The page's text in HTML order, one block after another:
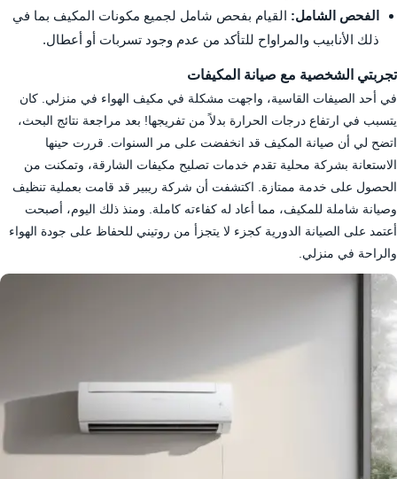
الفحص الشامل: القيام بفحص شامل لجميع مكونات المكيف بما في
ذلك الأنابيب والمراواح للتأكد من عدم وجود تسربات أو أعطال.
تجربتي الشخصية مع صيانة المكيفات
في أحد الصيفات القاسية، واجهت مشكلة في مكيف الهواء في منزلي. كان
يتسبب في ارتفاع درجات الحرارة بدلاً من تفريجها! بعد مراجعة نتائج البحث،
اتضح لي أن صيانة المكيف قد انخفضت على مر السنوات. قررت حينها
الاستعانة بشركة محلية تقدم خدمات تصليح مكيفات الشارقة، وتمكنت من
الحصول على خدمة ممتازة. اكتشفت أن شركة ريبير قد قامت بعملية تنظيف
وصيانة شاملة للمكيف، مما أعاد له كفاءته كاملة. ومنذ ذلك اليوم، أصبحت
أعتمد على الصيانة الدورية كجزء لا يتجزأ من روتيني للحفاظ على جودة الهواء
والراحة في منزلي.